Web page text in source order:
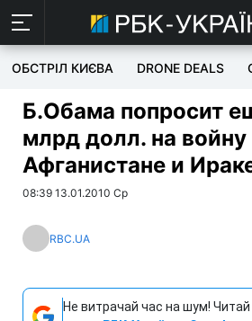
ОБСТРІЛ КИЄВА DRONE DEALS
Б.Обама попросит
млрд долл. на войну
Афганистане и
08:39 13.01.2010 Ср
RBC.UA
Не витрачай час на шум! Читай